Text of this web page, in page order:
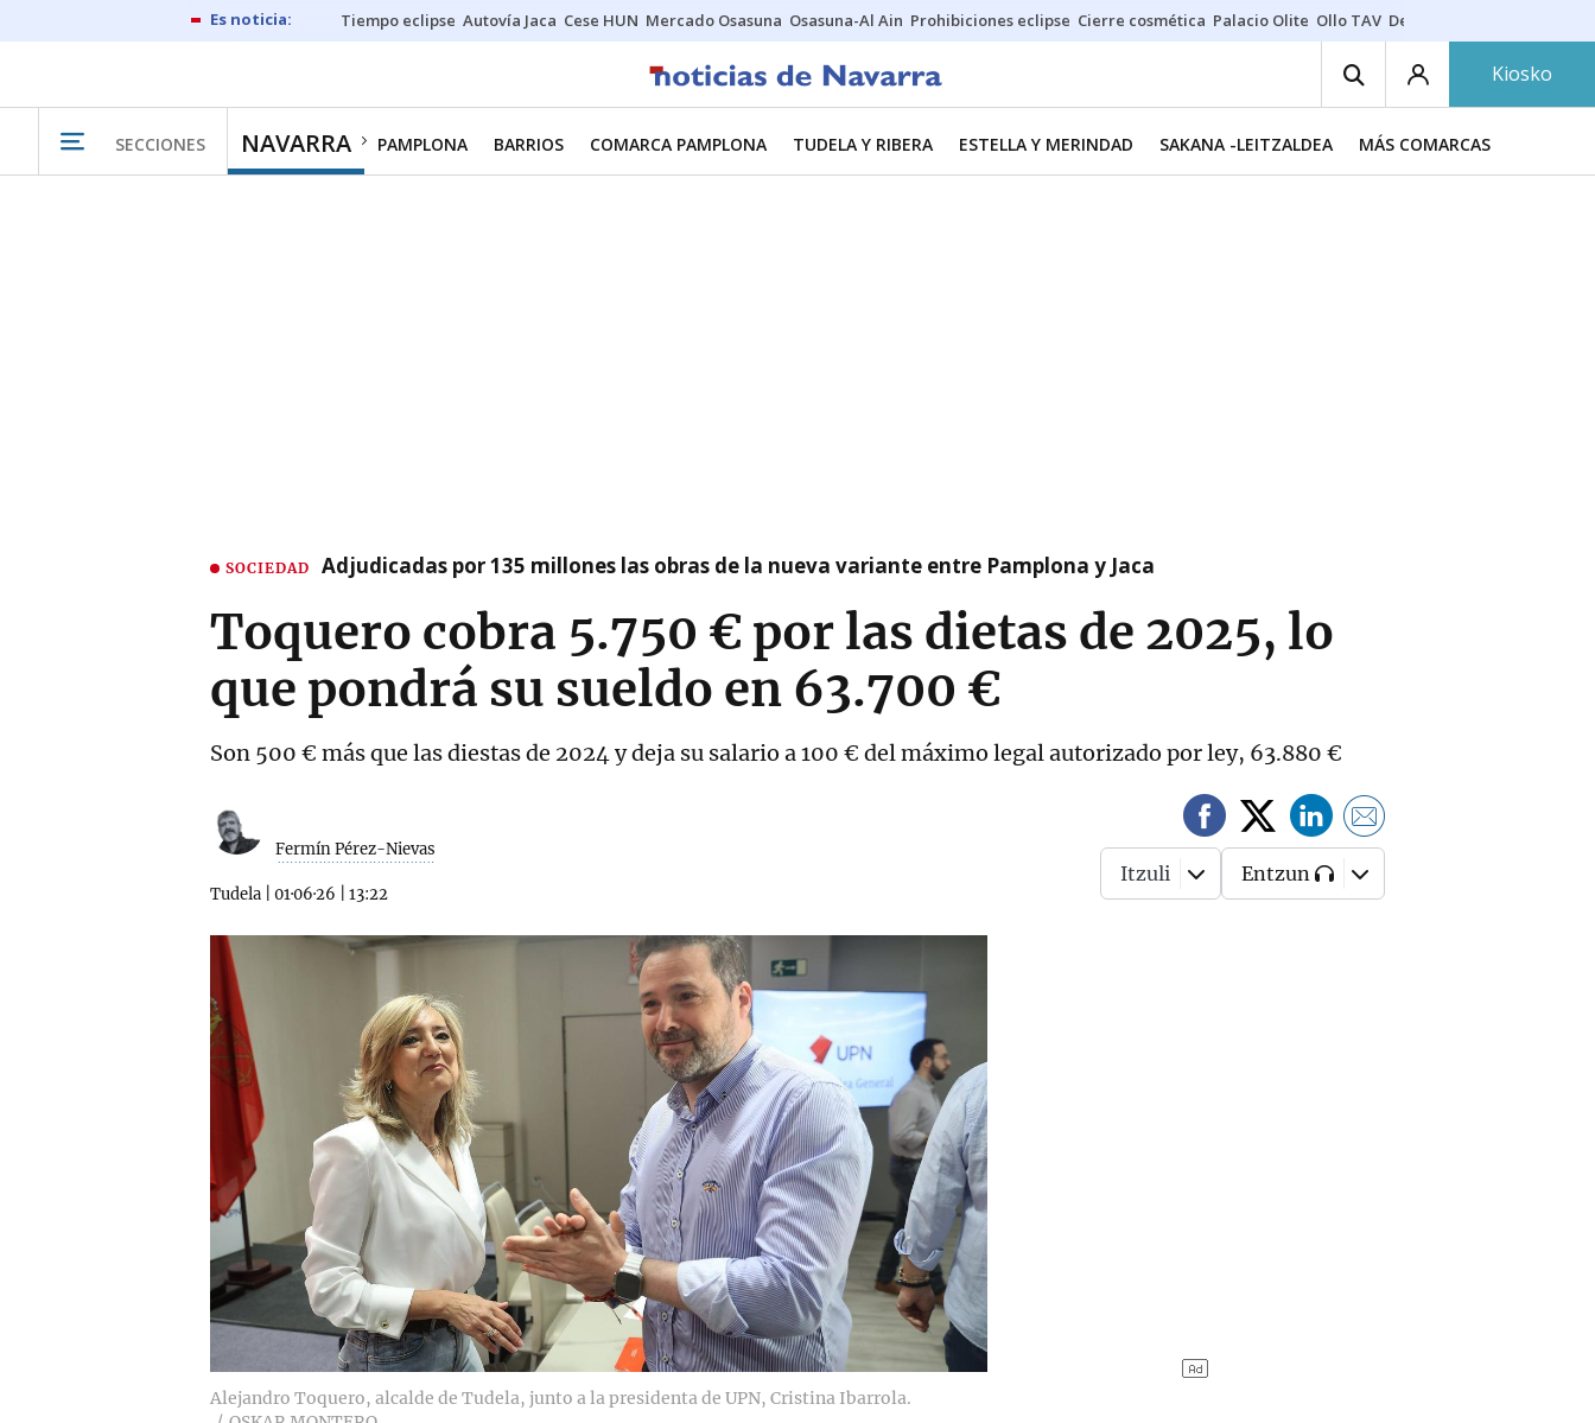
Tiempo eclipse Autovía Jaca Cese HUN Mercado Osasuna Osasuna-Al Ain Prohibiciones eclipse Cierre cosmética Palacio Olite Ollo TAV Derrama vecinos
Kiosko
SECCIONES NAVARRA PAMPLONA BARRIOS COMARCA PAMPLONA TUDELA Y RIBERA ESTELLA Y MERINDAD SAKANA -LEITZALDEA MÁS COMARCAS
SOCIEDAD Adjudicadas por 135 millones las obras de la nueva variante entre Pamplona y Jaca
Toquero cobra 5.750 € por las dietas de 2025, lo
que pondrá su sueldo en 63.700 €
Son 500 € más que las diestas de 2024 y deja su salario a 100 € del máximo legal autorizado por ley, 63.880 €
Fermín Pérez-Nievas
Tudela 01·06·26 13:22
Itzuli Entzun
Alejandro Toquero, alcalde de Tudela, junto a la presidenta de UPN, Cristina Ibarrola.